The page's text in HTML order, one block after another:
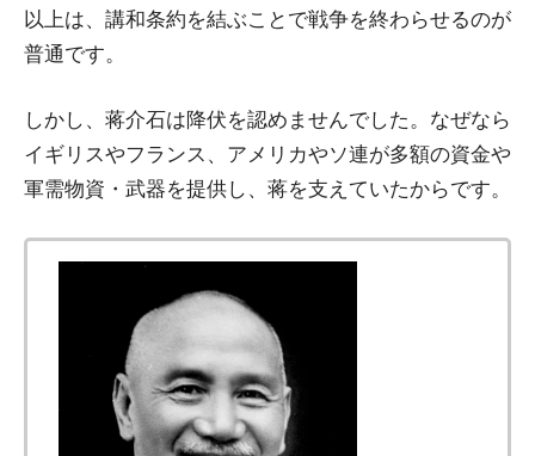
以上は、講和条約を結ぶことで戦争を終わらせるのが
普通です。
しかし、蒋介石は降伏を認めませんでした。なぜなら
イギリスやフランス、アメリカやソ連が多額の資金や
軍需物資・武器を提供し、蒋を支えていたからです。